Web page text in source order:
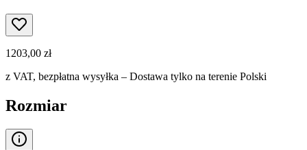
1203,00 zł
z VAT, bezpłatna wysyłka – Dostawa tylko na terenie Polski
Rozmiar